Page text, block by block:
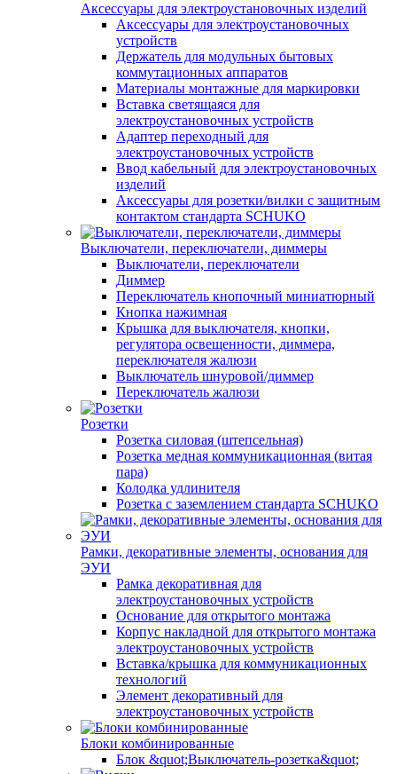
Аксессуары для электроустановочных изделий
Аксессуары для электроустановочных
устройств
Держатель для модульных бытовых
коммутационных аппаратов
Материалы монтажные для маркировки
Вставка светящаяся для
электроустановочных устройств
Адаптер переходный для
электроустановочных устройств
Ввод кабельный для электроустановочных
изделий
Аксессуары для розетки/вилки с защитным
контактом стандарта SCHUKO
Выключатели, переключатели, диммеры
Выключатели, переключатели
Диммер
Переключатель кнопочный миниатюрный
Кнопка нажимная
Крышка для выключателя, кнопки,
регулятора освещенности, диммера,
переключателя жалюзи
Выключатель шнуровой/диммер
Переключатель жалюзи
Розетки
Розетка силовая (штепсельная)
Розетка медная коммуникационная (витая
пара)
Колодка удлинителя
Розетка с заземлением стандарта SCHUKO
Рамки, декоративные элементы, основания для
ЭУИ
Рамка декоративная для
электроустановочных устройств
Основание для открытого монтажа
Корпус накладной для открытого монтажа
электроустановочных устройств
Вставка/крышка для коммуникационных
технологий
Элемент декоративный для
электроустановочных устройств
Блоки комбинированные
Блок &quot;Выключатель-розетка&quot;